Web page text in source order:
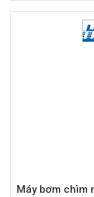
Máy bơm chìm